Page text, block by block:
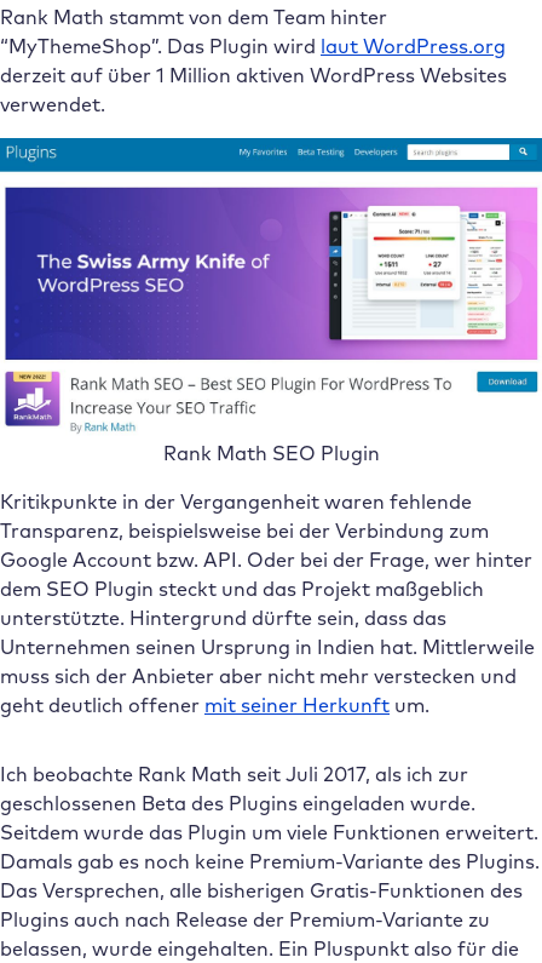
Rank Math stammt von dem Team hinter
“MyThemeShop”. Das Plugin wird laut WordPress.org
derzeit auf über 1 Million aktiven WordPress Websites
verwendet.
Rank Math SEO Plugin
Kritikpunkte in der Vergangenheit waren fehlende
Transparenz, beispielsweise bei der Verbindung zum
Google Account bzw. API. Oder bei der Frage, wer hinter
dem SEO Plugin steckt und das Projekt maßgeblich
unterstützte. Hintergrund dürfte sein, dass das
Unternehmen seinen Ursprung in Indien hat. Mittlerweile
muss sich der Anbieter aber nicht mehr verstecken und
geht deutlich offener mit seiner Herkunft um.
Ich beobachte Rank Math seit Juli 2017, als ich zur
geschlossenen Beta des Plugins eingeladen wurde.
Seitdem wurde das Plugin um viele Funktionen erweitert.
Damals gab es noch keine Premium-Variante des Plugins.
Das Versprechen, alle bisherigen Gratis-Funktionen des
Plugins auch nach Release der Premium-Variante zu
belassen, wurde eingehalten. Ein Pluspunkt also für die